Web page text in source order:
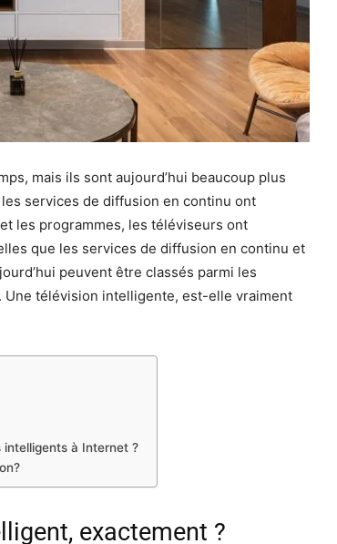
mais ils sont aujourd’hui beaucoup plus
services de diffusion en continu ont
les programmes, les téléviseurs ont
que les services de diffusion en continu et
peuvent être classés parmi les
télévision intelligente, est-elle vraiment
intelligents à Internet ?
exactement ?